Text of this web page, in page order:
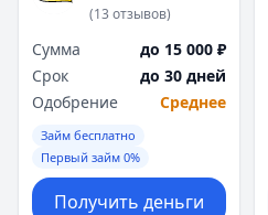
(13 отзывов)
Сумма
до 15 000 ₽
Срок
до 30 дней
Одобрение
Среднее
Займ бесплатно
Первый займ 0%
Получить деньги